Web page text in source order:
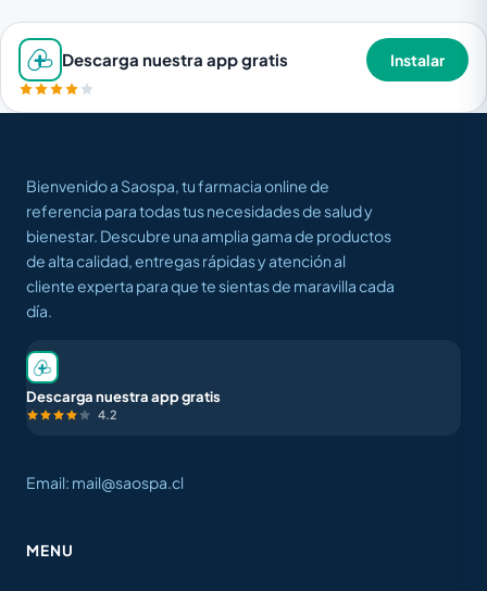
Descarga nuestra app gratis Instalar
Bienvenido a Saospa, tu farmacia online de
referencia para todas tus necesidades de salud y
bienestar. Descubre una amplia gama de productos
de alta calidad, entregas rápidas y atención al
cliente experta para que te sientas de maravilla cada
día.
Descarga nuestra app gratis
4.2
Email: mail@saospa.cl
MENU